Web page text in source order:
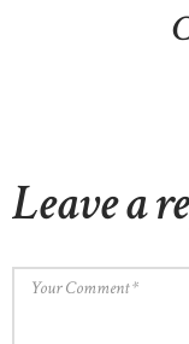
Leave a